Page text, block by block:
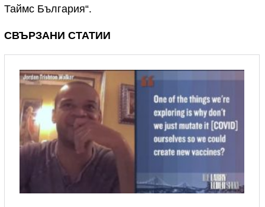
Таймс България“.
СВЪРЗАНИ СТАТИИ